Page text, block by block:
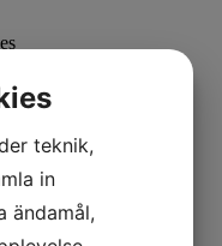
teknik,
in
ändamål,